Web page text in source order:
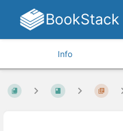
BookStack
Info